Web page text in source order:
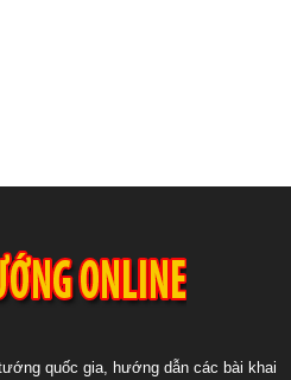
quốc gia, hướng dẫn các bài khai